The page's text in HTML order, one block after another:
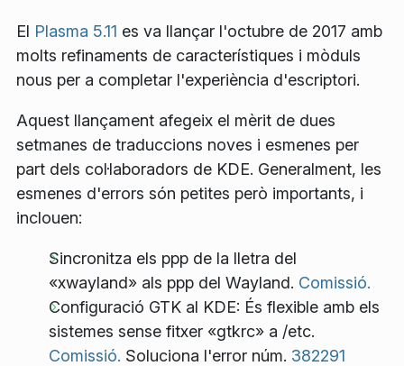
El Plasma 5.11 es va llançar l'octubre de 2017 amb
molts refinaments de característiques i mòduls
nous per a completar l'experiència d'escriptori.
Aquest llançament afegeix el mèrit de dues
setmanes de traduccions noves i esmenes per
part dels col·laboradors de KDE. Generalment, les
esmenes d'errors són petites però importants, i
inclouen:
Sincronitza els ppp de la lletra del
«xwayland» als ppp del Wayland. Comissió.
Configuració GTK al KDE: És flexible amb els
sistemes sense fitxer «gtkrc» a /etc.
Comissió. Soluciona l'error núm. 382291